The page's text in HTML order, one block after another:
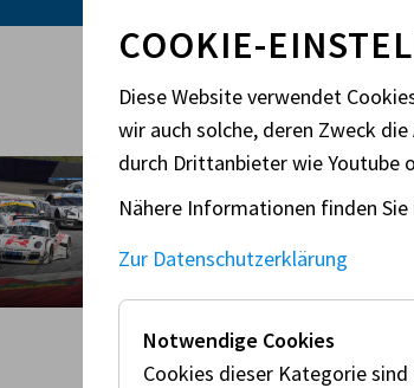
Join the Team
COOKIE-
Diese Website verwendet
wir auch solche, deren Zweck
durch Drittanbieter wie Youtube
Nähere Informationen finden
Zur Datenschutzerklärung
Notwendige Cookies
Cookies dieser Kategorie